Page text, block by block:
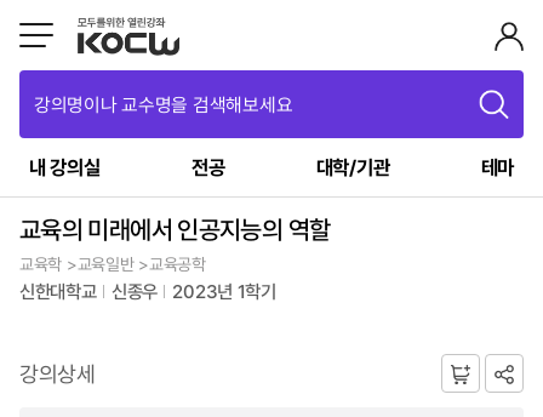
강의명이나 교수명을 검색해보세요
내 강의실 전공 대학/기관 테마
교육의 미래에서 인공지능의 역할
교육학 >교육일반 >교육공학
신한대학교 신종우 2023년 1학기
강의상세